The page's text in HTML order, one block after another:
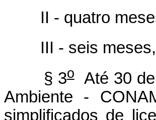
II - quatro
III - seis meses,
§ 3oAté 30 de
Ambiente -
simplificados de